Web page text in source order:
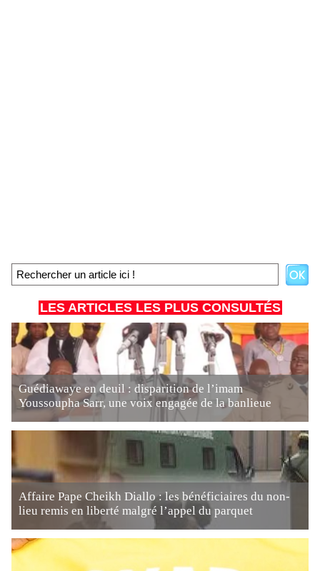
LES ARTICLES LES PLUS CONSULTÉS
Guédiawaye en deuil : disparition de l’imam
Youssoupha Sarr, une voix engagée de la banlieue
Affaire Pape Cheikh Diallo : les bénéficiaires du non-
lieu remis en liberté malgré l’appel du parquet